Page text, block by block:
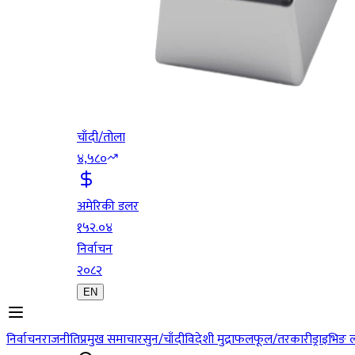
चाँदी/तोला
४,५८०
अमेरिकी डलर
१५२.०४
निर्वाचन
२०८२
EN
निर्वाचनराजनीतिप्रमुख समाचारसुन/चाँदीविदेशी मुद्राफलफूल/तरकारी